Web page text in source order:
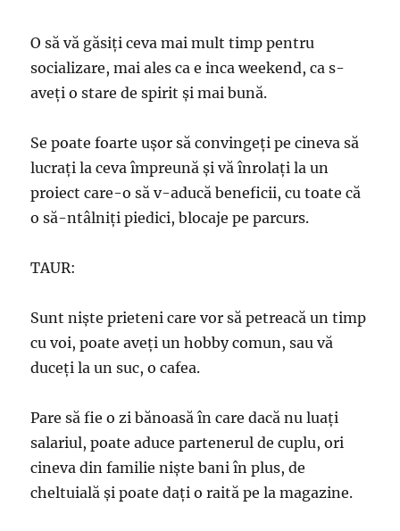
O să vă găsiţi ceva mai mult timp pentru
socializare, mai ales ca e inca weekend, ca s-
aveţi o stare de spirit şi mai bună.
Se poate foarte uşor să convingeţi pe cineva să
lucraţi la ceva împreună şi vă înrolaţi la un
proiect care-o să v-aducă beneficii, cu toate că
o să-ntâlniţi piedici, blocaje pe parcurs.
TAUR:
Sunt nişte prieteni care vor să petreacă un timp
cu voi, poate aveţi un hobby comun, sau vă
duceţi la un suc, o cafea.
Pare să fie o zi bănoasă în care dacă nu luaţi
salariul, poate aduce partenerul de cuplu, ori
cineva din familie nişte bani în plus, de
cheltuială şi poate daţi o raită pe la magazine.